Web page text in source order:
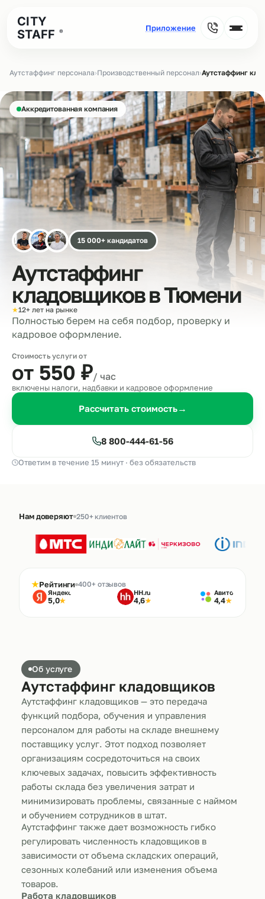
CITY
STAFF
®
Аутстаффинг персонала›Производственный персонал›Аутстаффинг
Аккредитованная компания
15 000+ кандидатов
Аутстаффинг
кладовщиков вТюмени
★12+ лет на рынке
Полностью берем на себя подбор, проверку и
кадровое оформление.
Стоимость услуги от
от 550 ₽/ час
включены налоги, надбавки и кадровое оформление
Рассчитать стоимость→
8 800-444-61-56
Ответим в течение 15 минут · без обязательств
Нам доверяют 250+ клиентов
★Рейтинги 400+ отзывов
Яндекс
5,0★
HH.ru
4,6★
Авито
4,4★
Об услуге
Аутстаффинг кладовщиков
Аутстаффинг кладовщиков — это передача
функций подбора, обучения и управления
персоналом для работы на складе внешнему
поставщику услуг. Этот подход позволяет
организациям сосредоточиться на своих
ключевых задачах, повысить эффективность
работы склада без увеличения затрат и
минимизировать проблемы, связанные с наймом
и обучением сотрудников в штат.
Аутстаффинг также дает возможность гибко
регулировать численность кладовщиков в
зависимости от объема складских операций,
сезонных колебаний или изменения объема
товаров.
Работа кладовщиков